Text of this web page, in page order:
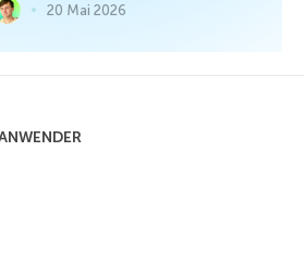
20 Mai 2026